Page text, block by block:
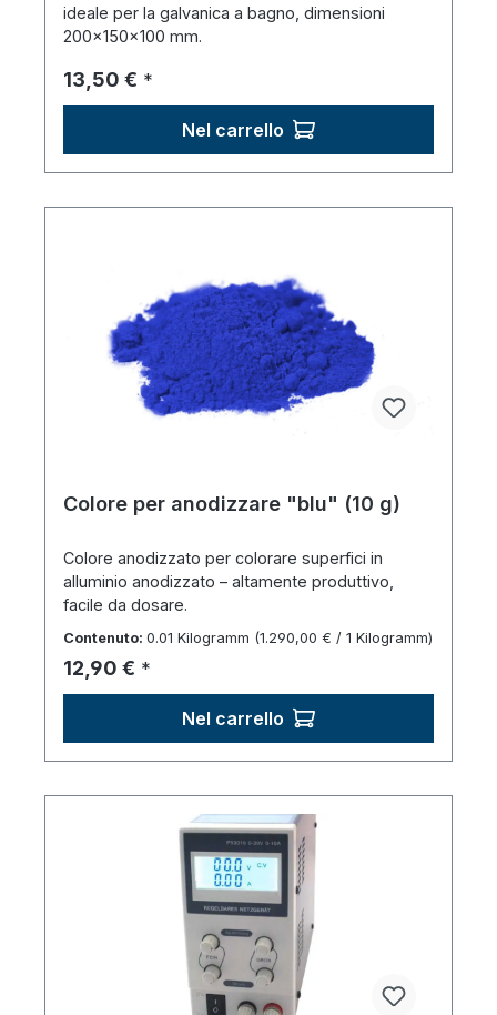
ideale per la galvanica a bagno, dimensioni
200×150×100 mm.
Prezzo normale:
13,50 € *
Nel carrello
Colore per anodizzare "blu" (10 g)
Colore anodizzato per colorare superfici in
alluminio anodizzato – altamente produttivo,
facile da dosare.
Contenuto: 0.01 Kilogramm (1.290,00 € / 1 Kilogramm)
Prezzo normale:
12,90 € *
Nel carrello